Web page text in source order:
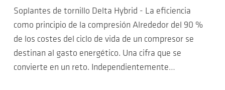
Soplantes de tornillo Delta Hybrid - La eficiencia
como principio de la compresión Alrededor del 90 %
de los costes del ciclo de vida de un compresor se
destinan al gasto energético. Una cifra que se
convierte en un reto. Independientemente…